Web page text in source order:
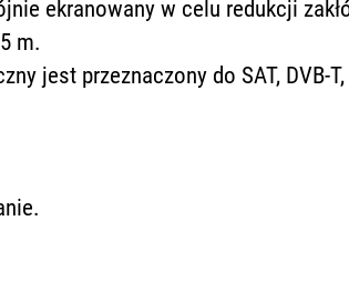
ekranowany w celu redukcji
m.
jest przeznaczony do SAT, DVB-T,